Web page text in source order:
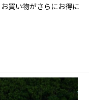
買い物がさらにお得に